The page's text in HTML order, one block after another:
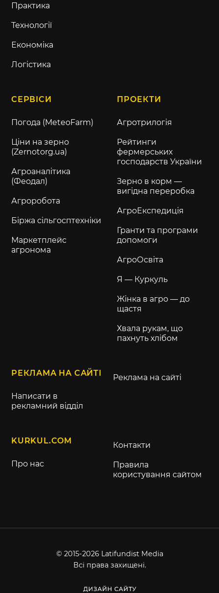
Практика
Технології
Економіка
Логістика
СЕРВІСИ
Погода (MeteoFarm)
Ціни на зерно
(Zernotorg.ua)
Агроаналітика
(Феодал)
Агроробота
Біржа сільгосптехніки
Маркетплейс
агронома
ПРОЕКТИ
Агротрилогія
Рейтинги
фермерських
господарств України
Зерно в корм —
вигідна переробка
АгроЕкспедиція
Гранти та програми
допомоги
АгроОсвіта
Я — Куркуль
Жінка в агро — до
щастя
Хвала рукам, що
пахнуть хлібом
РЕКЛАМА НА САЙТІ
Написати в
рекламний відділ
Реклама на сайті
KURKUL.COM
Про нас
Контакти
Правила
користування сайтом
© 2015-2026 Latifundist Media
Всі права захищені.